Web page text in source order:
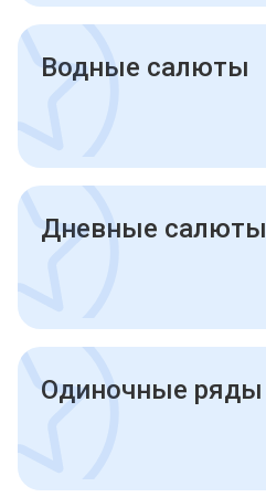
Водные салюты
Дневные салюты
Одиночные ряды